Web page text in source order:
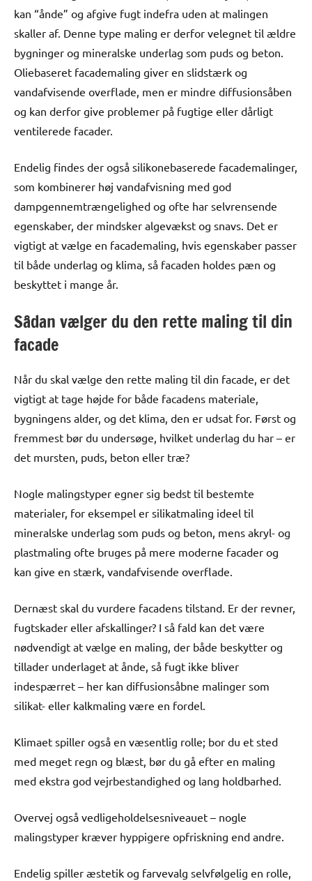
kan “ånde” og afgive fugt indefra uden at malingen
skaller af. Denne type maling er derfor velegnet til ældre
bygninger og mineralske underlag som puds og beton.
Oliebaseret facademaling giver en slidstærk og
vandafvisende overflade, men er mindre diffusionsåben
og kan derfor give problemer på fugtige eller dårligt
ventilerede facader.
Endelig findes der også silikonebaserede facademalinger,
som kombinerer høj vandafvisning med god
dampgennemtrængelighed og ofte har selvrensende
egenskaber, der mindsker algevækst og snavs. Det er
vigtigt at vælge en facademaling, hvis egenskaber passer
til både underlag og klima, så facaden holdes pæn og
beskyttet i mange år.
Sådan vælger du den rette maling til din
facade
Når du skal vælge den rette maling til din facade, er det
vigtigt at tage højde for både facadens materiale,
bygningens alder, og det klima, den er udsat for. Først og
fremmest bør du undersøge, hvilket underlag du har – er
det mursten, puds, beton eller træ?
Nogle malingstyper egner sig bedst til bestemte
materialer, for eksempel er silikatmaling ideel til
mineralske underlag som puds og beton, mens akryl- og
plastmaling ofte bruges på mere moderne facader og
kan give en stærk, vandafvisende overflade.
Dernæst skal du vurdere facadens tilstand. Er der revner,
fugtskader eller afskallinger? I så fald kan det være
nødvendigt at vælge en maling, der både beskytter og
tillader underlaget at ånde, så fugt ikke bliver
indespærret – her kan diffusionsåbne malinger som
silikat- eller kalkmaling være en fordel.
Klimaet spiller også en væsentlig rolle; bor du et sted
med meget regn og blæst, bør du gå efter en maling
med ekstra god vejrbestandighed og lang holdbarhed.
Overvej også vedligeholdelsesniveauet – nogle
malingstyper kræver hyppigere opfriskning end andre.
Endelig spiller æstetik og farvevalg selvfølgelig en rolle,